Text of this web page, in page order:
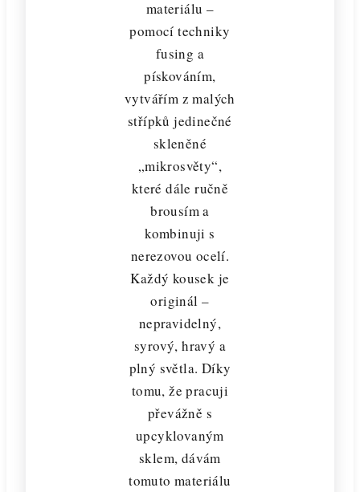
materiálu –
pomocí techniky
fusing a
pískováním,
vytvářím z malých
střípků jedinečné
skleněné
„mikrosvěty“,
které dále ručně
brousím a
kombinuji s
nerezovou ocelí.
Každý kousek je
originál –
nepravidelný,
syrový, hravý a
plný světla. Díky
tomu, že pracuji
převážně s
upcyklovaným
sklem, dávám
tomuto materiálu